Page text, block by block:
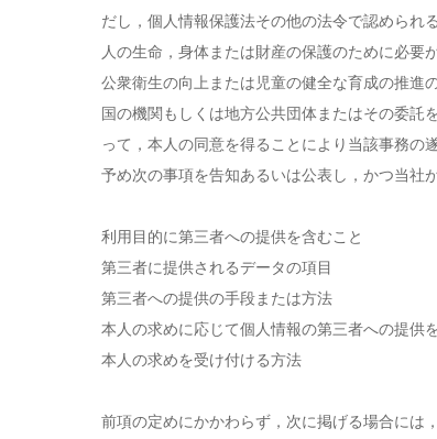
だし，個人情報保護法その他の法令で認められ
人の生命，身体または財産の保護のために必要
公衆衛生の向上または児童の健全な育成の推進
国の機関もしくは地方公共団体またはその委託
って，本人の同意を得ることにより当該事務の
予め次の事項を告知あるいは公表し，かつ当社
利用目的に第三者への提供を含むこと
第三者に提供されるデータの項目
第三者への提供の手段または方法
本人の求めに応じて個人情報の第三者への提供
本人の求めを受け付ける方法
前項の定めにかかわらず，次に掲げる場合には